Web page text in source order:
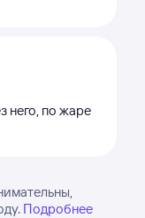
него, по жаре
Подробнее